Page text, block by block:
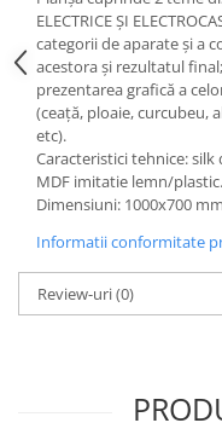
Accesorii
Panouri Afisare
Table magnetice din
ELECTRICE ȘI
categorii de aparate și a
acestora și rezultatul final;
prezentarea grafică a
(ceață, ploaie, curcubeu,
etc).
Caracteristici tehnice:
MDF imitatie lemn/plastic.
Dimensiuni: 1000x700 mm
Informatii conformitate
Review-uri(0)